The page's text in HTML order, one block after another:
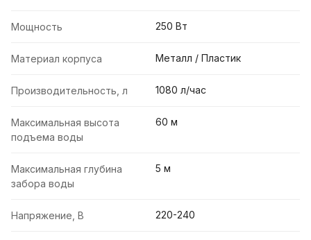
Мощность 250 Вт
Материал корпуса Металл / Пластик
Производительность, л 1080 л/час
Максимальная высота
подъема воды
60 м
Максимальная глубина
забора воды
5 м
Напряжение, В 220-240